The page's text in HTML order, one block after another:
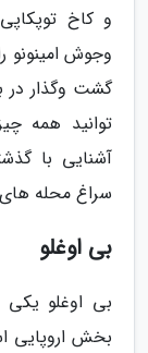
و کاخ
وجوش امینونو
گشت وگذار در
توانید همه
آشنایی با
سراغ محله های
بی اوغلو
بی اوغلو
بخش اروپایی